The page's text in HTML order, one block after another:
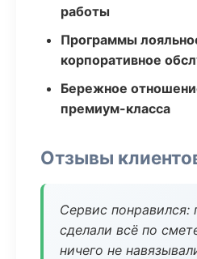
работы
Программы
корпоративное
Бережное
премиум-класса
Отзывы
Сервис понравился:
сделали всё по
ничего не